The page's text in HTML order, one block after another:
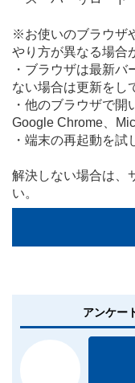
※お使いのブラウザ
やり方が異なる場合
・ブラウザは最新
ない場合は更新をし
・他のブラウザで開
Google Chrome、
・端末の再起動を試
解決しない場合は、
い。
アンケー